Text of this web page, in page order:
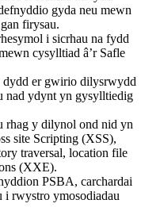
gyda neu mewn
firysau.
i sicrhau na fydd
cysylltiad â’r Safle
dydd er gwirio dilysrwydd
nad ydynt yn gysylltiedig
rhag y dilynol ond nid yn
site Scripting (XSS),
traversal, location file
(XXE).
PSBA, carchardai
i rwystro ymosodiadau